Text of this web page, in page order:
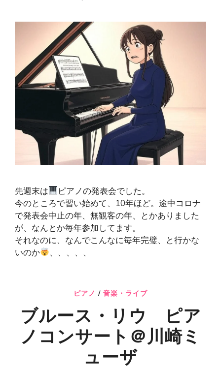
先週末は
ピアノの発表会でした。
今のところで習い始めて、10年ほど。途中コロナ
で発表会中止の年、無観客の年、とかありました
が、なんとか毎年参加してます。
それなのに、なんでこんなに毎年完璧、と行かな
いのか
、、、、、
ピアノ / 音楽・ライブ
ブルース・リウ ピア
ノコンサート＠川崎ミ
ューザ